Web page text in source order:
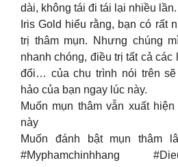
dài, không tái đi tái lại nhiều lần.
Iris Gold hiểu rằng, bạn có rất
trị thâm mụn. Nhưng chúng
nhanh chóng, điều trị tất cả các
đối… của chu trình nói trên
hảo của bạn ngay lúc này.
Muốn mụn thâm vẫn xuất
này
Muốn đánh bật mụn thâm
#Myphamchinhhang